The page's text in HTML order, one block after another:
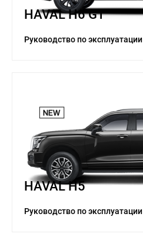
HAVAL H6 GT
Руководство по эксплуатации
HAVAL H5
Руководство по эксплуатации